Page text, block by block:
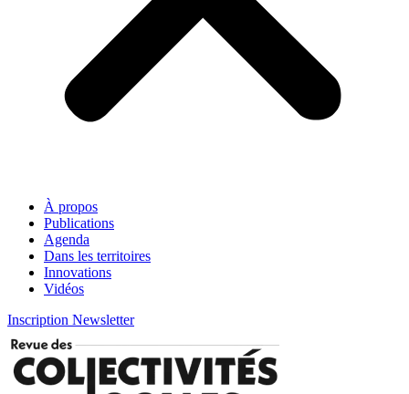
À propos
Publications
Agenda
Dans les territoires
Innovations
Vidéos
Inscription Newsletter